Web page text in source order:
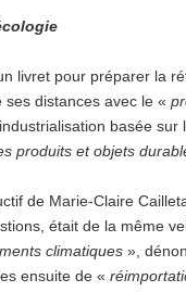
livret pour préparer la
distances avec le «
basée sur
produits et objets
de Marie-Claire
était de la même
climatiques »,
ensuite de «